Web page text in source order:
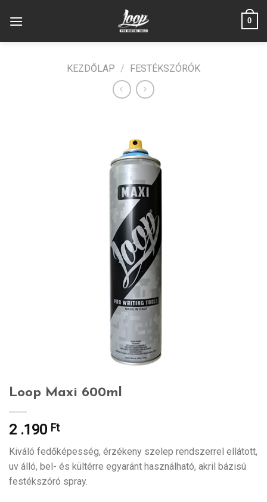
0
KEZDŐLAP / FESTÉKSZÓRÓK
Loop Maxi 600ml
2 .190 Ft
Kiváló fedőképesség, érzékeny szelep rendszerrel ellátott,
uv álló, bel- és kültérre egyaránt használható, akril bázisú
festékszóró spray.